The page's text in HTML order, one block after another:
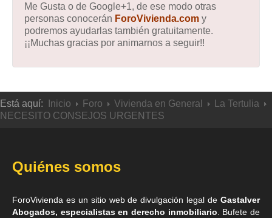
Me Gusta o de Google+1, de ese modo otras
personas conocerán ForoVivienda.com y
podremos ayudarlas también gratuitamente.
¡¡Muchas gracias por animarnos a seguir!!
Está aquí: Inicio Foro Vivienda en General
La Tertulia
NECESITO CONSEJOS URGENTES
Quiénes somos
ForoVivienda es un sitio web de divulgación legal de Gastalver
Abogados, especialistas en derecho inmobiliario . Bufete de